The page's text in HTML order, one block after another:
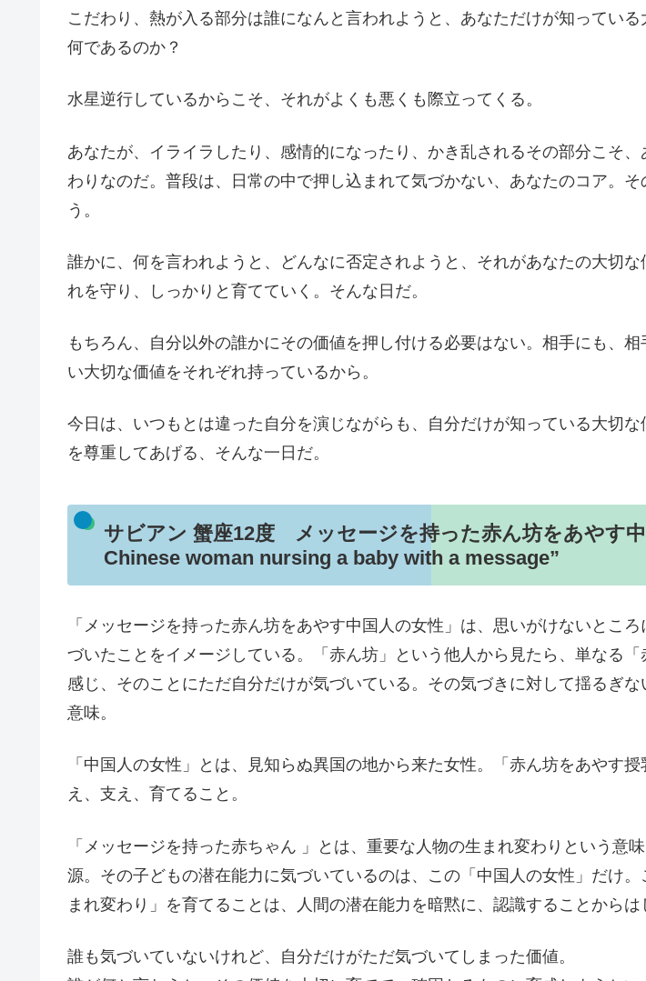
こだわり、熱が入る部分は誰になんと言われようと、あなただけが知ってい
何であるのか？
水星逆行しているからこそ、それがよくも悪くも際立ってくる。
あなたが、イライラしたり、感情的になったり、かき乱されるその部分こそ
わりなのだ。普段は、日常の中で押し込まれて気づかない、あなたのコア。そ
う。
誰かに、何を言われようと、どんなに否定されようと、それがあなたの大切
れを守り、しっかりと育てていく。そんな日だ。
もちろん、自分以外の誰かにその価値を押し付ける必要はない。相手にも、
い大切な価値をそれぞれ持っているから。
今日は、いつもとは違った自分を演じながらも、自分だけが知っている大切
を尊重してあげる、そんな一日だ。
サビアン 蟹座12度 メッセージを持った赤ん坊をあやす
Chinese woman nursing a baby with a message”
「メッセージを持った赤ん坊をあやす中国人の女性」は、思いがけないとこ
づいたことをイメージしている。「赤ん坊」という他人から見たら、単なる「
感じ、そのことにただ自分だけが気づいている。その気づきに対して揺るぎな
意味。
「中国人の女性」とは、見知らぬ異国の地から来た女性。「赤ん坊をあやす
え、支え、育てること。
「メッセージを持った赤ちゃん 」とは、重要な人物の生まれ変わりという意
源。その子どもの潜在能力に気づいているのは、この「中国人の女性」だけ。
まれ変わり」を育てることは、人間の潜在能力を暗黙に、認識することからは
誰も気づいていないけれど、自分だけがただ気づいてしまった価値。